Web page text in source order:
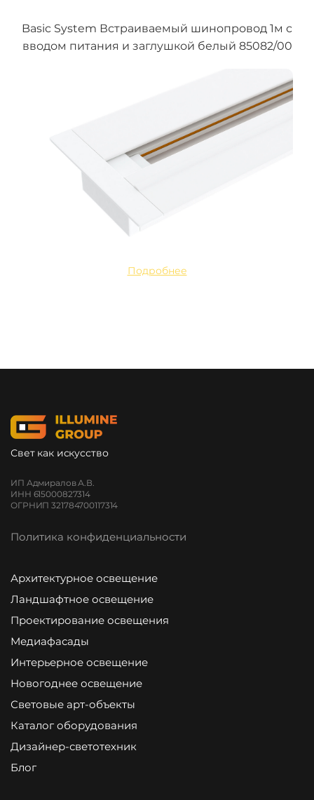
Basic System Встраиваемый шинопровод 1м с
вводом питания и заглушкой белый 85082/00
Подробнее
Свет как искусство
ИП Адмиралов А.В.
ИНН 615000827314
ОГРНИП 321784700117314
Политика конфиденциальности
Архитектурное освещение
Ландшафтное освещение
Проектирование освещения
Медиафасады
Интерьерное освещение
Новогоднее освещение
Световые арт-объекты
Каталог оборудования
Дизайнер-светотехник
Блог